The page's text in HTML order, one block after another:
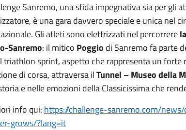
Sanremo, una sfida impegnativa sia per gli
è una gara davvero speciale e unica nel
Gli atleti sono elettrizzati nel percorrere
Sanremo: il mitico Poggio di Sanremo fa parte
triathlon sprint, aspetto che rappresenta un
di corsa, attraversa ilTunnel – Museo della
e nelle emozioni della Classicissima che
info qui: https://challenge-sanremo.com/
grows/?lang=it